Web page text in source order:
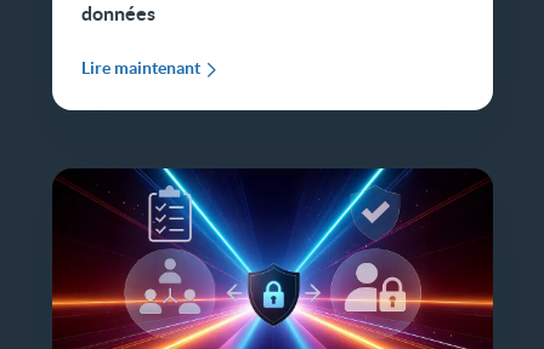
données
Lire maintenant